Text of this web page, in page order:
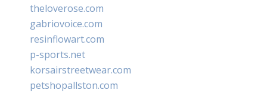
theloverose.com
gabriovoice.com
resinflowart.com
p-sports.net
korsairstreetwear.com
petshopallston.com